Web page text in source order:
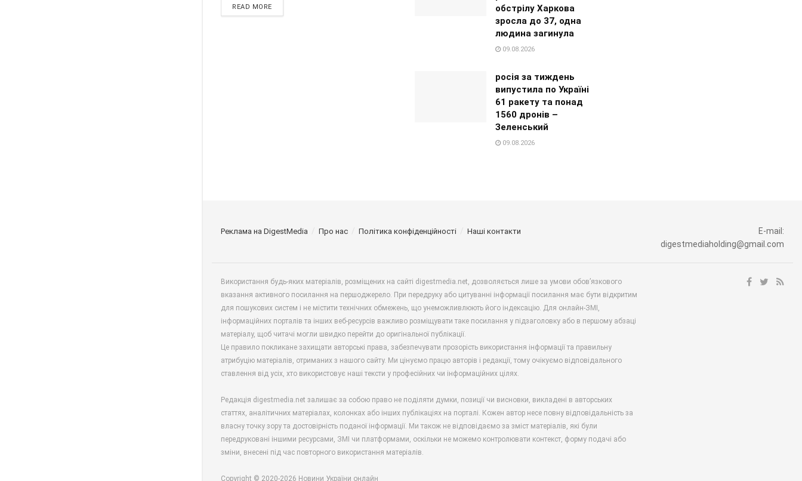
READ MORE
обстрілу Харкова
зросла до 37, одна
людина загинула
09.08.2026
росія за тиждень
випустила по Україні
61 ракету та понад
1560 дронів –
Зеленський
09.08.2026
Реклама на DigestMedia Про нас Політика конфіденційності Наші контакти
E-mail:
digestmediaholding@gmail.com
Використання будь-яких матеріалів, розміщених на сайті digestmedia.net, дозволяється лише за умови обов’язкового
вказання активного посилання на першоджерело. При передруку або цитуванні інформації посилання має бути відкритим
для пошукових систем і не містити технічних обмежень, що унеможливлюють його індексацію. Для онлайн-ЗМІ,
інформаційних порталів та інших веб-ресурсів важливо розміщувати таке посилання у підзаголовку або в першому абзаці
матеріалу, щоб читачі могли швидко перейти до оригінальної публікації.
Це правило покликане захищати авторські права, забезпечувати прозорість використання інформації та правильну
атрибуцію матеріалів, отриманих з нашого сайту. Ми цінуємо працю авторів і редакції, тому очікуємо відповідального
ставлення від усіх, хто використовує наші тексти у професійних чи інформаційних цілях.
Редакція digestmedia.net залишає за собою право не поділяти думки, позиції чи висновки, викладені в авторських
статтях, аналітичних матеріалах, колонках або інших публікаціях на порталі. Кожен автор несе повну відповідальність за
власну точку зору та достовірність поданої інформації. Ми також не відповідаємо за зміст матеріалів, які були
передруковані іншими ресурсами, ЗМІ чи платформами, оскільки не можемо контролювати контекст, форму подачі або
зміни, внесені під час повторного використання матеріалів.
Copyright © 2020-2026 Новини України онлайн